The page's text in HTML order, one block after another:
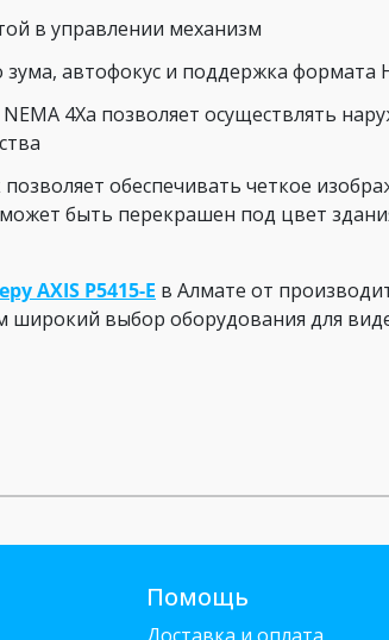
в управлении механизм
зума, автофокус и поддержка формата
4Xа позволяет осуществлять
обеспечивать четкое
быть перекрашен под цвет
AXIS P5415-E в Алмате от
широкий выбор оборудования для
Помощь
Доставка и оплата